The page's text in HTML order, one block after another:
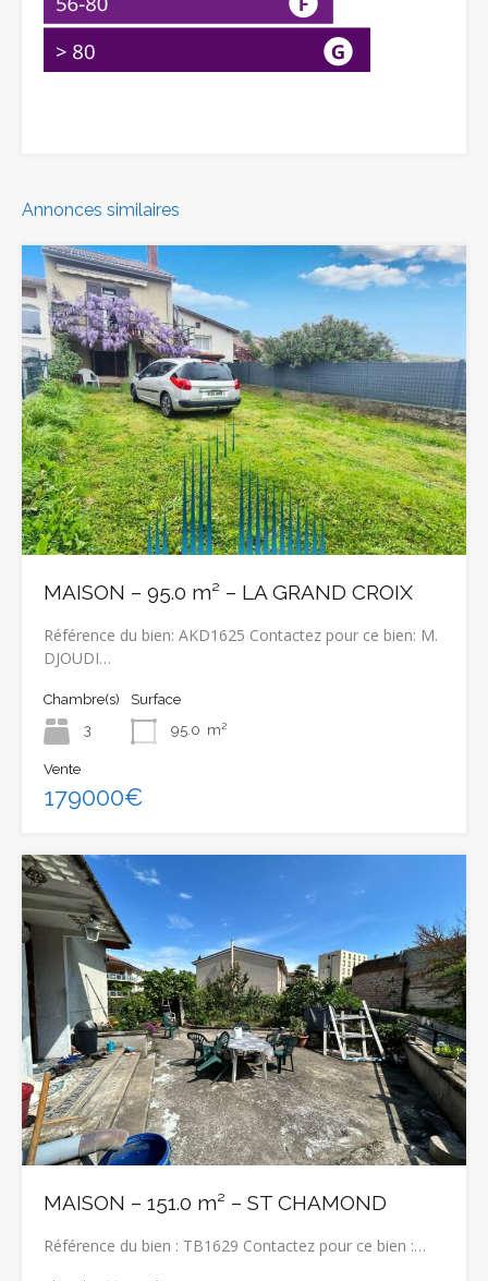
Annonces similaires
MAISON – 95.0 m² – LA GRAND CROIX
Référence du bien: AKD1625 Contactez pour ce bien: M.
DJOUDI…
Chambre(s)
3
Surface
95.0 m²
Vente
179000€
MAISON – 151.0 m² – ST CHAMOND
Référence du bien : TB1629 Contactez pour ce bien :…